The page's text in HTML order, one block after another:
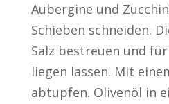
Aubergine und
Schieben schneiden.
Salz bestreuen und
liegen lassen. Mit
abtupfen. Olivenöl in